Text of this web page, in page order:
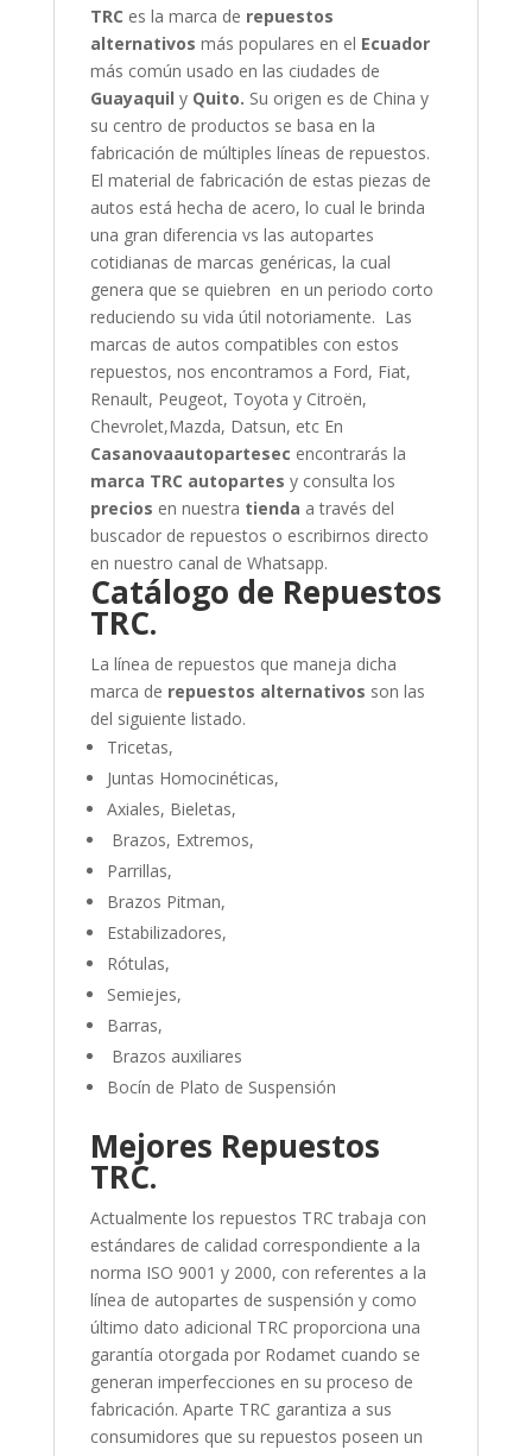
TRC es la marca de repuestos
alternativos más populares en el Ecuador
más común usado en las ciudades de
Guayaquil y Quito. Su origen es de China y
su centro de productos se basa en la
fabricación de múltiples líneas de repuestos.
El material de fabricación de estas piezas de
autos está hecha de acero, lo cual le brinda
una gran diferencia vs las autopartes
cotidianas de marcas genéricas, la cual
genera que se quiebren en un periodo corto
reduciendo su vida útil notoriamente. Las
marcas de autos compatibles con estos
repuestos, nos encontramos a Ford, Fiat,
Renault, Peugeot, Toyota y Citroën,
Chevrolet,Mazda, Datsun, etc En
Casanovaautopartesec encontrarás la
marca TRC autopartes y consulta los
precios en nuestra tienda a través del
buscador de repuestos o escribirnos directo
en nuestro canal de Whatsapp.
Catálogo de Repuestos
TRC.
La línea de repuestos que maneja dicha
marca de repuestos alternativos son las
del siguiente listado.
Tricetas,
Juntas Homocinéticas,
Axiales, Bieletas,
Brazos, Extremos,
Parrillas,
Brazos Pitman,
Estabilizadores,
Rótulas,
Semiejes,
Barras,
Brazos auxiliares
Bocín de Plato de Suspensión
Mejores Repuestos
TRC.
Actualmente los repuestos TRC trabaja con
estándares de calidad correspondiente a la
norma ISO 9001 y 2000, con referentes a la
línea de autopartes de suspensión y como
último dato adicional TRC proporciona una
garantía otorgada por Rodamet cuando se
generan imperfecciones en su proceso de
fabricación. Aparte TRC garantiza a sus
consumidores que su repuestos poseen un